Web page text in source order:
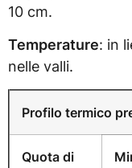
10 cm.
Temperature: in
nelle valli.
Profilo termico
Quota di